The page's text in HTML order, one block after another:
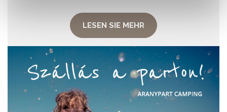
LESEN SIE MEHR